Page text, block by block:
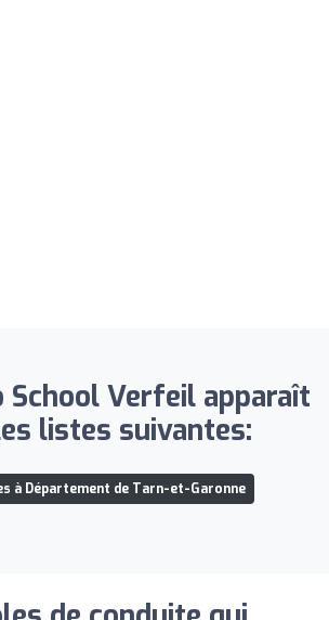
Verfeil apparaît
listes suivantes:
à Département de Tarn-et-Garonne